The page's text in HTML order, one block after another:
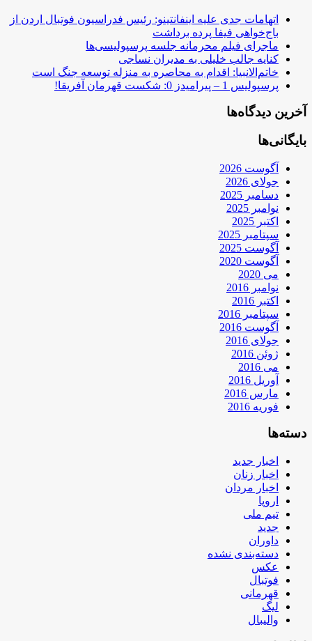
اتهامات جدی علیه اینفانتینو: رئیس فدراسیون فوتبال اردن از
باج‌خواهی فیفا پرده برداشت
ماجرای فیلم محرمانه جلسه پرسپولیسی‌ها
کنایه جالب خلیلی به مدیران نساجی
خاتم‌الانبیا: اقدام به محاصره به منزله توسعه جنگ است
پرسپولیس 1 – پیرامیدز 0: شکست قهرمان آفریقا!
آخرین دیدگاه‌ها
بایگانی‌ها
آگوست 2026
جولای 2026
دسامبر 2025
نوامبر 2025
اکتبر 2025
سپتامبر 2025
آگوست 2025
آگوست 2020
می 2020
نوامبر 2016
اکتبر 2016
سپتامبر 2016
آگوست 2016
جولای 2016
ژوئن 2016
می 2016
آوریل 2016
مارس 2016
فوریه 2016
دسته‌ها
اخبار جدید
اخبار زنان
اخبار مردان
اروپا
تیم ملی
جدید
داوران
دسته‌بندی نشده
عکس
فوتبال
قهرمانی
لیگ
والیبال